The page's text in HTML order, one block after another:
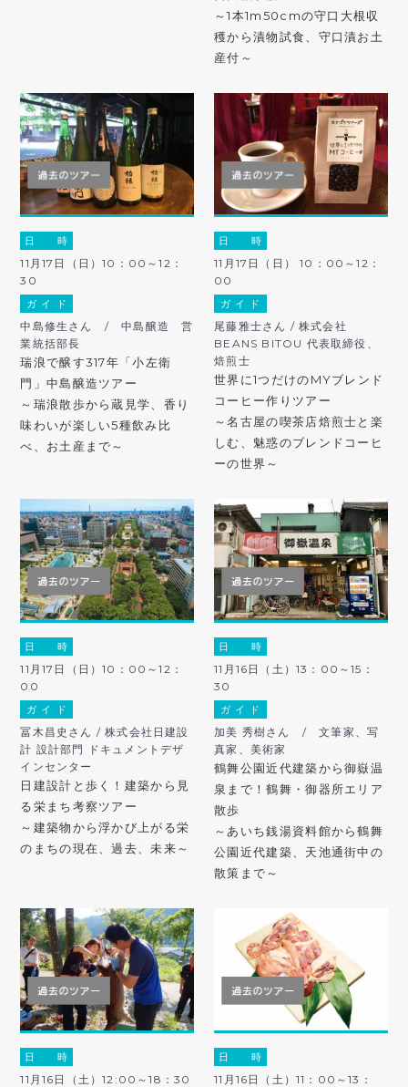
～1本1m50cmの守口大根収
穫から漬物試食、守口漬お土
産付～
日 時
11月17日（日）10：00～12：
30
ガ イ ド
中島修生さん / 中島醸造 営
業統括部長
瑞浪で醸す317年「小左衛
門」中島醸造ツアー
～瑞浪散歩から蔵見学、香り
味わいが楽しい5種飲み比
べ、お土産まで～
日 時
11月17日（日） 10：00～12：
00
ガ イ ド
尾藤雅士さん / 株式会社
BEANS BITOU 代表取締役、
焙煎士
世界に1つだけのMYブレンド
コーヒー作りツアー
～名古屋の喫茶店焙煎士と楽
しむ、魅惑のブレンドコーヒ
ーの世界～
日 時
11月17日（日）10：00～12：
00
ガ イ ド
冨木昌史さん / 株式会社日建設
計 設計部門 ドキュメントデザ
インセンター
日建設計と歩く！建築から見
る栄まち考察ツアー
～建築物から浮かび上がる栄
のまちの現在、過去、未来～
日 時
11月16日（土）13：00～15：
30
ガ イ ド
加美 秀樹さん / 文筆家、写
真家、美術家
鶴舞公園近代建築から御嶽温
泉まで！鶴舞・御器所エリア
散歩
～あいち銭湯資料館から鶴舞
公園近代建築、天池通街中の
散策まで～
日 時
11月16日（土）12:00～18：30
日 時
11月16日（土）11：00～13：